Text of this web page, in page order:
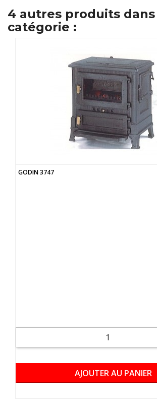
4 autres produits
catégorie :
GODIN 3747
AJOUTER AU PANIER